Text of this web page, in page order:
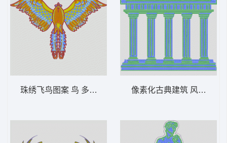
珠绣飞鸟图案 鸟 多色珠片 像素化古典建筑 风景 多色